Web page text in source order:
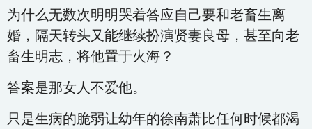
为什么无数次明明哭着答应自己要和老畜生离
婚，隔天转头又能继续扮演贤妻良母，甚至向老
畜生明志，将他置于火海？
答案是那女人不爱他。
只是生病的脆弱让幼年的徐南萧比任何时候都渴